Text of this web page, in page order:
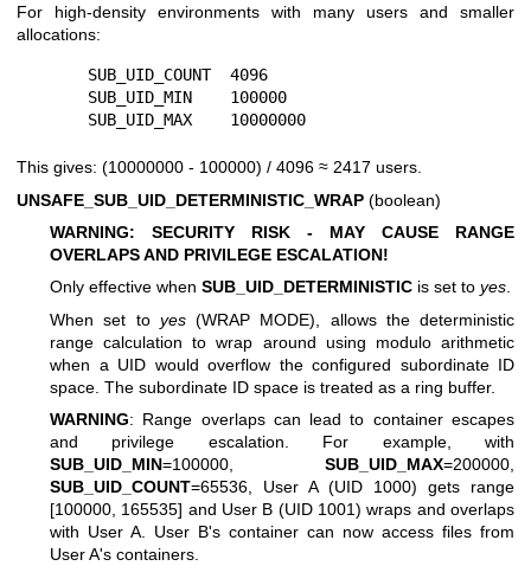
For high-density environments with many users and smaller
allocations:
        SUB_UID_MAX    10000000
This gives: (10000000 - 100000) / 4096 ≈ 2417 users.
UNSAFE_SUB_UID_DETERMINISTIC_WRAP (boolean)
WARNING: SECURITY RISK - MAY CAUSE RANGE
OVERLAPS AND PRIVILEGE ESCALATION!
Only effective when SUB_UID_DETERMINISTIC is set to yes.
When set to yes(WRAP MODE), allows the deterministic
range calculation to wrap around using modulo arithmetic
when a UID would overflow the configured subordinate ID
space. The subordinate ID space is treated as a ring buffer.
WARNING: Range overlaps can lead to container escapes
and privilege escalation. For example, with
SUB_UID_MIN=100000, SUB_UID_MAX=200000,
SUB_UID_COUNT=65536, User A (UID 1000) gets range
[100000, 165535] and User B (UID 1001) wraps and overlaps
with User A. User B's container can now access files from
User A's containers.